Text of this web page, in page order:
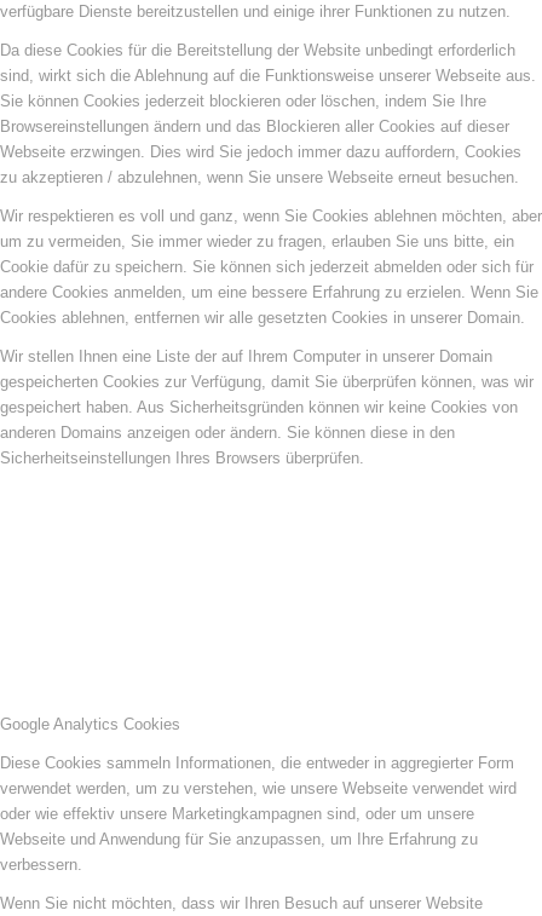
verfügbare Dienste bereitzustellen und einige ihrer Funktionen zu nutzen.
Da diese Cookies für die Bereitstellung der Website unbedingt erforderlich
sind, wirkt sich die Ablehnung auf die Funktionsweise unserer Webseite aus.
Sie können Cookies jederzeit blockieren oder löschen, indem Sie Ihre
Browsereinstellungen ändern und das Blockieren aller Cookies auf dieser
Webseite erzwingen. Dies wird Sie jedoch immer dazu auffordern, Cookies
zu akzeptieren / abzulehnen, wenn Sie unsere Webseite erneut besuchen.
Wir respektieren es voll und ganz, wenn Sie Cookies ablehnen möchten, aber
um zu vermeiden, Sie immer wieder zu fragen, erlauben Sie uns bitte, ein
Cookie dafür zu speichern. Sie können sich jederzeit abmelden oder sich für
andere Cookies anmelden, um eine bessere Erfahrung zu erzielen. Wenn Sie
Cookies ablehnen, entfernen wir alle gesetzten Cookies in unserer Domain.
Wir stellen Ihnen eine Liste der auf Ihrem Computer in unserer Domain
gespeicherten Cookies zur Verfügung, damit Sie überprüfen können, was wir
gespeichert haben. Aus Sicherheitsgründen können wir keine Cookies von
anderen Domains anzeigen oder ändern. Sie können diese in den
Sicherheitseinstellungen Ihres Browsers überprüfen.
Google Analytics Cookies
Diese Cookies sammeln Informationen, die entweder in aggregierter Form
verwendet werden, um zu verstehen, wie unsere Webseite verwendet wird
oder wie effektiv unsere Marketingkampagnen sind, oder um unsere
Webseite und Anwendung für Sie anzupassen, um Ihre Erfahrung zu
verbessern.
Wenn Sie nicht möchten, dass wir Ihren Besuch auf unserer Website